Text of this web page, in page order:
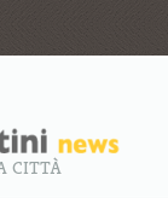
CITTÀ